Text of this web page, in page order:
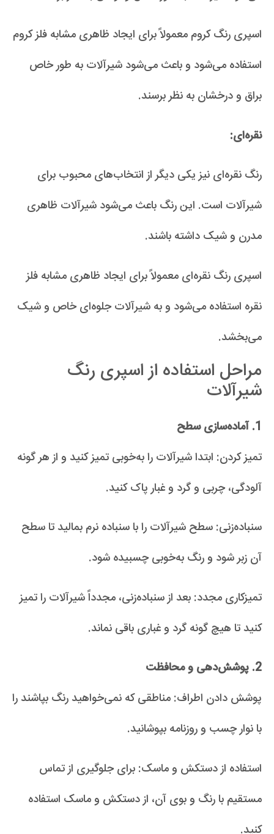
اسپری رنگ کروم معمولاً برای ایجاد ظاهری مشابه فلز کروم
استفاده می‌شود و باعث می‌شود شیرآلات به طور خاص
براق و درخشان به نظر برسند.
نقره‌ای:
رنگ نقره‌ای نیز یکی دیگر از انتخاب‌های محبوب برای
شیرآلات است. این رنگ باعث می‌شود شیرآلات ظاهری
مدرن و شیک داشته باشند.
اسپری رنگ نقره‌ای معمولاً برای ایجاد ظاهری مشابه فلز
نقره استفاده می‌شود و به شیرآلات جلوه‌ای خاص و شیک
می‌بخشد.
مراحل استفاده از اسپری رنگ
شیرآلات
1. آماده‌سازی سطح
تمیز کردن: ابتدا شیرآلات را به‌خوبی تمیز کنید و از هر گونه
آلودگی، چربی و گرد و غبار پاک کنید.
سنباده‌زنی: سطح شیرآلات را با سنباده نرم بمالید تا سطح
آن زبر شود و رنگ به‌خوبی چسبیده شود.
تمیزکاری مجدد: بعد از سنباده‌زنی، مجدداً شیرآلات را تمیز
کنید تا هیچ گونه گرد و غباری باقی نماند.
2. پوشش‌دهی و محافظت
پوشش دادن اطراف: مناطقی که نمی‌خواهید رنگ بپاشند را
با نوار چسب و روزنامه بپوشانید.
استفاده از دستکش و ماسک: برای جلوگیری از تماس
مستقیم با رنگ و بوی آن، از دستکش و ماسک استفاده
کنید.